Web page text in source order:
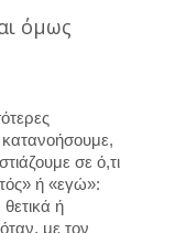
όμως
σε ό,τι
ή «εγώ»:
ή
με τον